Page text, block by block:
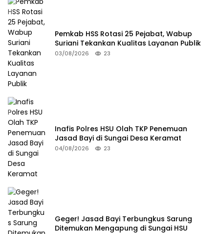
Pemkab HSS Rotasi 25 Pejabat, Wabup
Suriani Tekankan Kualitas Layanan Publik
03/08/2026 23
Inafis Polres HSU Olah TKP Penemuan
Jasad Bayi di Sungai Desa Keramat
04/08/2026 23
Geger! Jasad Bayi Terbungkus Sarung
Ditemukan Mengapung di Sungai HSU